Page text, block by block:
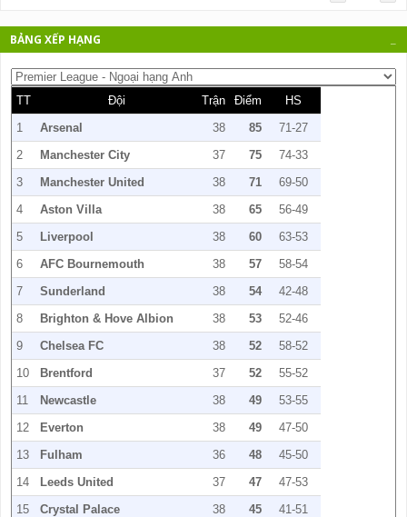
BẢNG XẾP HẠNG
TT Đội Trận Điểm
HS
1
Arsenal 38 85
71-27
2
Manchester City 37 75
74-33
3
Manchester United 38 71
69-50
4
Aston Villa 38 65
56-49
5
Liverpool 38 60
63-53
6
AFC Bournemouth 38 57
58-54
7
Sunderland 38 54
42-48
8
Brighton & Hove Albion 38 53
52-46
9
Chelsea FC 38 52
58-52
10
Brentford 37 52
55-52
11
Newcastle 38 49
53-55
12
Everton 38 49
47-50
13
Fulham 36 48
45-50
14
Leeds United 37 47
47-53
15
Crystal Palace 38 45
41-51